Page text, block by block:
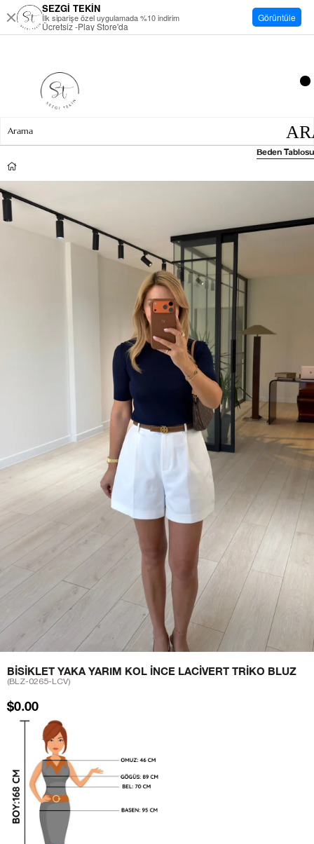
BISIKLET YAKA YARIM KOL İNCE LACIVERT TRIKO BLUZ
(BLZ-0265-LCV)
$0.00
Beden Tablosu
SEZGİ TEKİN
İlk siparişe özel uygulamada %10 indirim
Ücretsiz -Play Store'da
Görüntüle